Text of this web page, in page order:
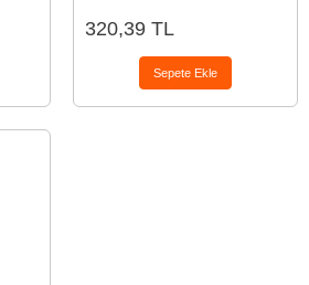
320,39 TL
Sepete Ekle